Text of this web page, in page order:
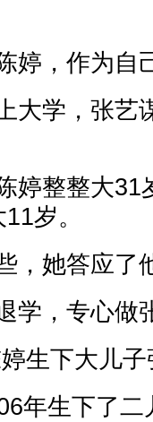
，作为自
学，张艺
整整大31
岁。
她答应了
，专心做
下大儿子
生下了二